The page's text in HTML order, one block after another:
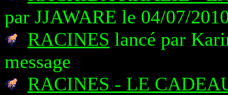
par JJAWARE le 04/07/
RACINES lancé par
message
RACINES - LE